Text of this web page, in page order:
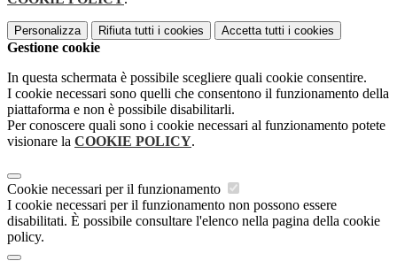
Personalizza Rifiuta tutti i cookies Accetta tutti i cookies
Gestione cookie
In questa schermata è possibile scegliere quali cookie consentire.
I cookie necessari sono quelli che consentono il funzionamento della
piattaforma e non è possibile disabilitarli.
Per conoscere quali sono i cookie necessari al funzionamento potete
visionare la COOKIE POLICY.
Cookie necessari per il funzionamento
I cookie necessari per il funzionamento non possono essere
disabilitati. È possibile consultare l'elenco nella pagina della cookie
policy.